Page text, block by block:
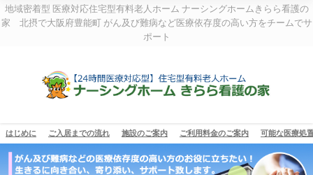
地域密着型 医療対応住宅型有料老人ホーム ナーシングホームきらら看護の
家 北摂で大阪府豊能町 がん及び難病など医療依存度の高い方をチームでサ
ポート
はじめに ご入居までの流れ 施設のご案内 ご利用料金のご案内 可能な医療処